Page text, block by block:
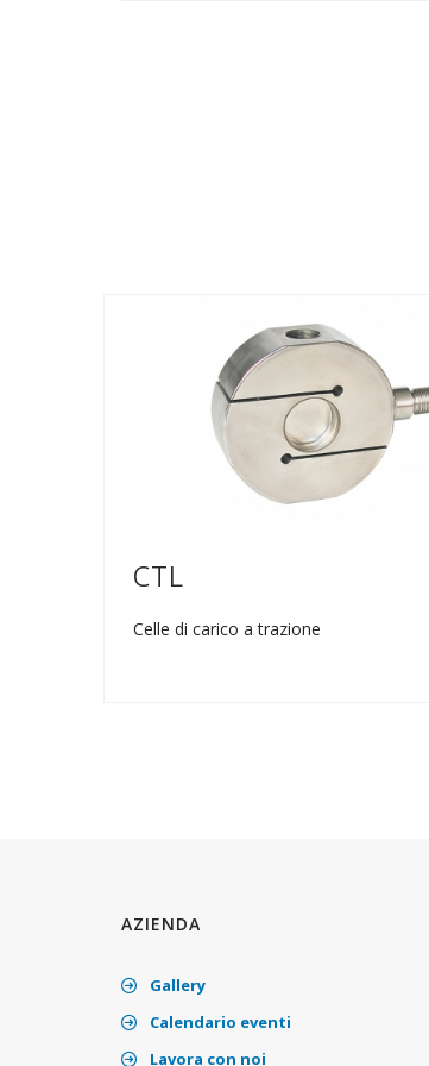
CTL
Celle di carico a trazione
AZIENDA
Gallery
Calendario eventi
Lavora con noi